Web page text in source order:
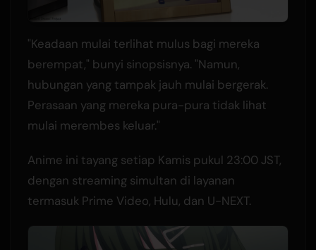
"Keadaan mulai terlihat mulus bagi mereka
berempat," bunyi sinopsisnya. "Namun,
hubungan yang tampak jauh mulai bergerak.
Perasaan yang mereka pura-pura tidak lihat
mulai merembes keluar."
Anime ini tayang setiap Kamis pukul 23:00 JST,
dengan streaming simultan di layanan
termasuk Prime Video, Hulu, dan U-NEXT.